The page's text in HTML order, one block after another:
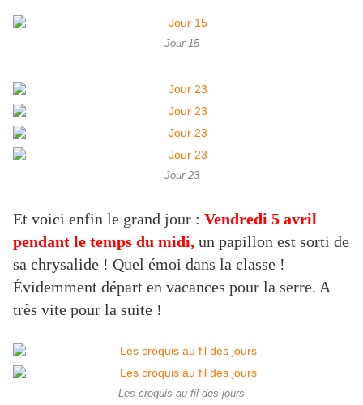
Jour 15
Jour 23
Et voici enfin le grand jour : Vendredi 5 avril
pendant le temps du midi, un papillon est sorti de
sa chrysalide ! Quel émoi dans la classe !
Évidemment départ en vacances pour la serre. A
très vite pour la suite !
Les croquis au fil des jours